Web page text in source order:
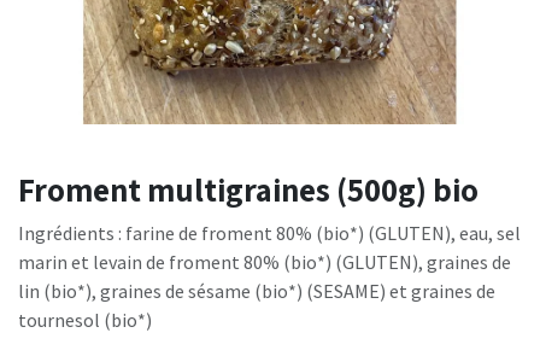
Froment multigraines (500g) bio
Ingrédients : farine de froment 80% (bio*) (GLUTEN), eau, sel
marin et levain de froment 80% (bio*) (GLUTEN), graines de
lin (bio*), graines de sésame (bio*) (SESAME) et graines de
tournesol (bio*)